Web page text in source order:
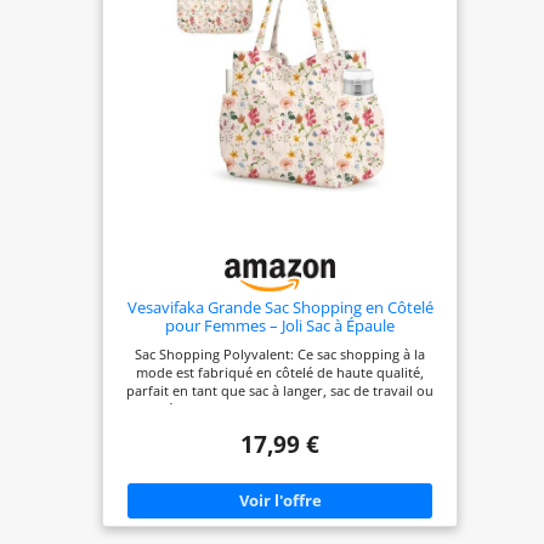
x 35 cm
Vesavifaka Grande Sac Shopping en Côtelé
pour Femmes – Joli Sac à Épaule
Aesthétique, Sac en Toile Réutilisable avec
Fermeture Éclair et Poches Multiples pour
Travail École Gym Voyage
Sac Shopping Polyvalent: Ce sac shopping à la
mode est fabriqué en côtelé de haute qualité,
parfait en tant que sac à langer, sac de travail ou
sac d'école pour femmes. Il offre de l'espace de
besoins quotidiens, ce qui le rend idéal pour des
femme Disposition Intelligente des Poches: Ce sac
pratique offre un compartiment intérieur à
fermeture éclair, une poche ouverte, une poche
extérieure et deux poches latérales. Cette
17,99 €